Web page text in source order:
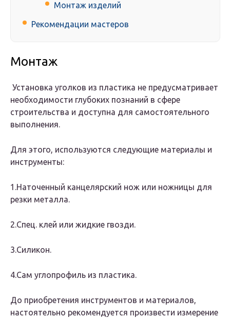
Монтаж изделий
Рекомендации мастеров
Монтаж
Установка уголков из пластика не предусматривает
необходимости глубоких познаний в сфере
строительства и доступна для самостоятельного
выполнения.
Для этого, используются следующие материалы и
инструменты:
1.Наточенный канцелярский нож или ножницы для
резки металла.
2.Спец. клей или жидкие гвозди.
3.Силикон.
4.Сам углопрофиль из пластика.
До приобретения инструментов и материалов,
настоятельно рекомендуется произвести измерение